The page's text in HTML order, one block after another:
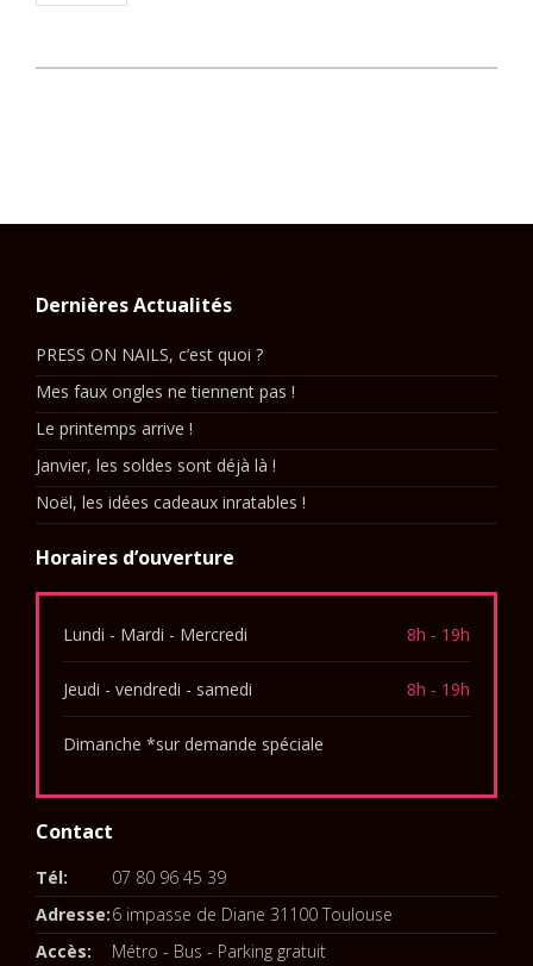
Dernières Actualités
PRESS ON NAILS, c’est quoi ?
Mes faux ongles ne tiennent pas !
Le printemps arrive !
Janvier, les soldes sont déjà là !
Noël, les idées cadeaux inratables !
Horaires d’ouverture
Lundi - Mardi - Mercredi 8h - 19h
Jeudi - vendredi - samedi 8h - 19h
Dimanche *sur demande spéciale
Contact
Tél:
07 80 96 45 39
Adresse:6 impasse de Diane 31100 Toulouse
Accès:
Métro - Bus - Parking gratuit